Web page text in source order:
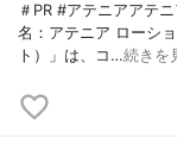
＃PR #アテニアアテ
名：アテニア ローシ
ト）」は、コ…続きを